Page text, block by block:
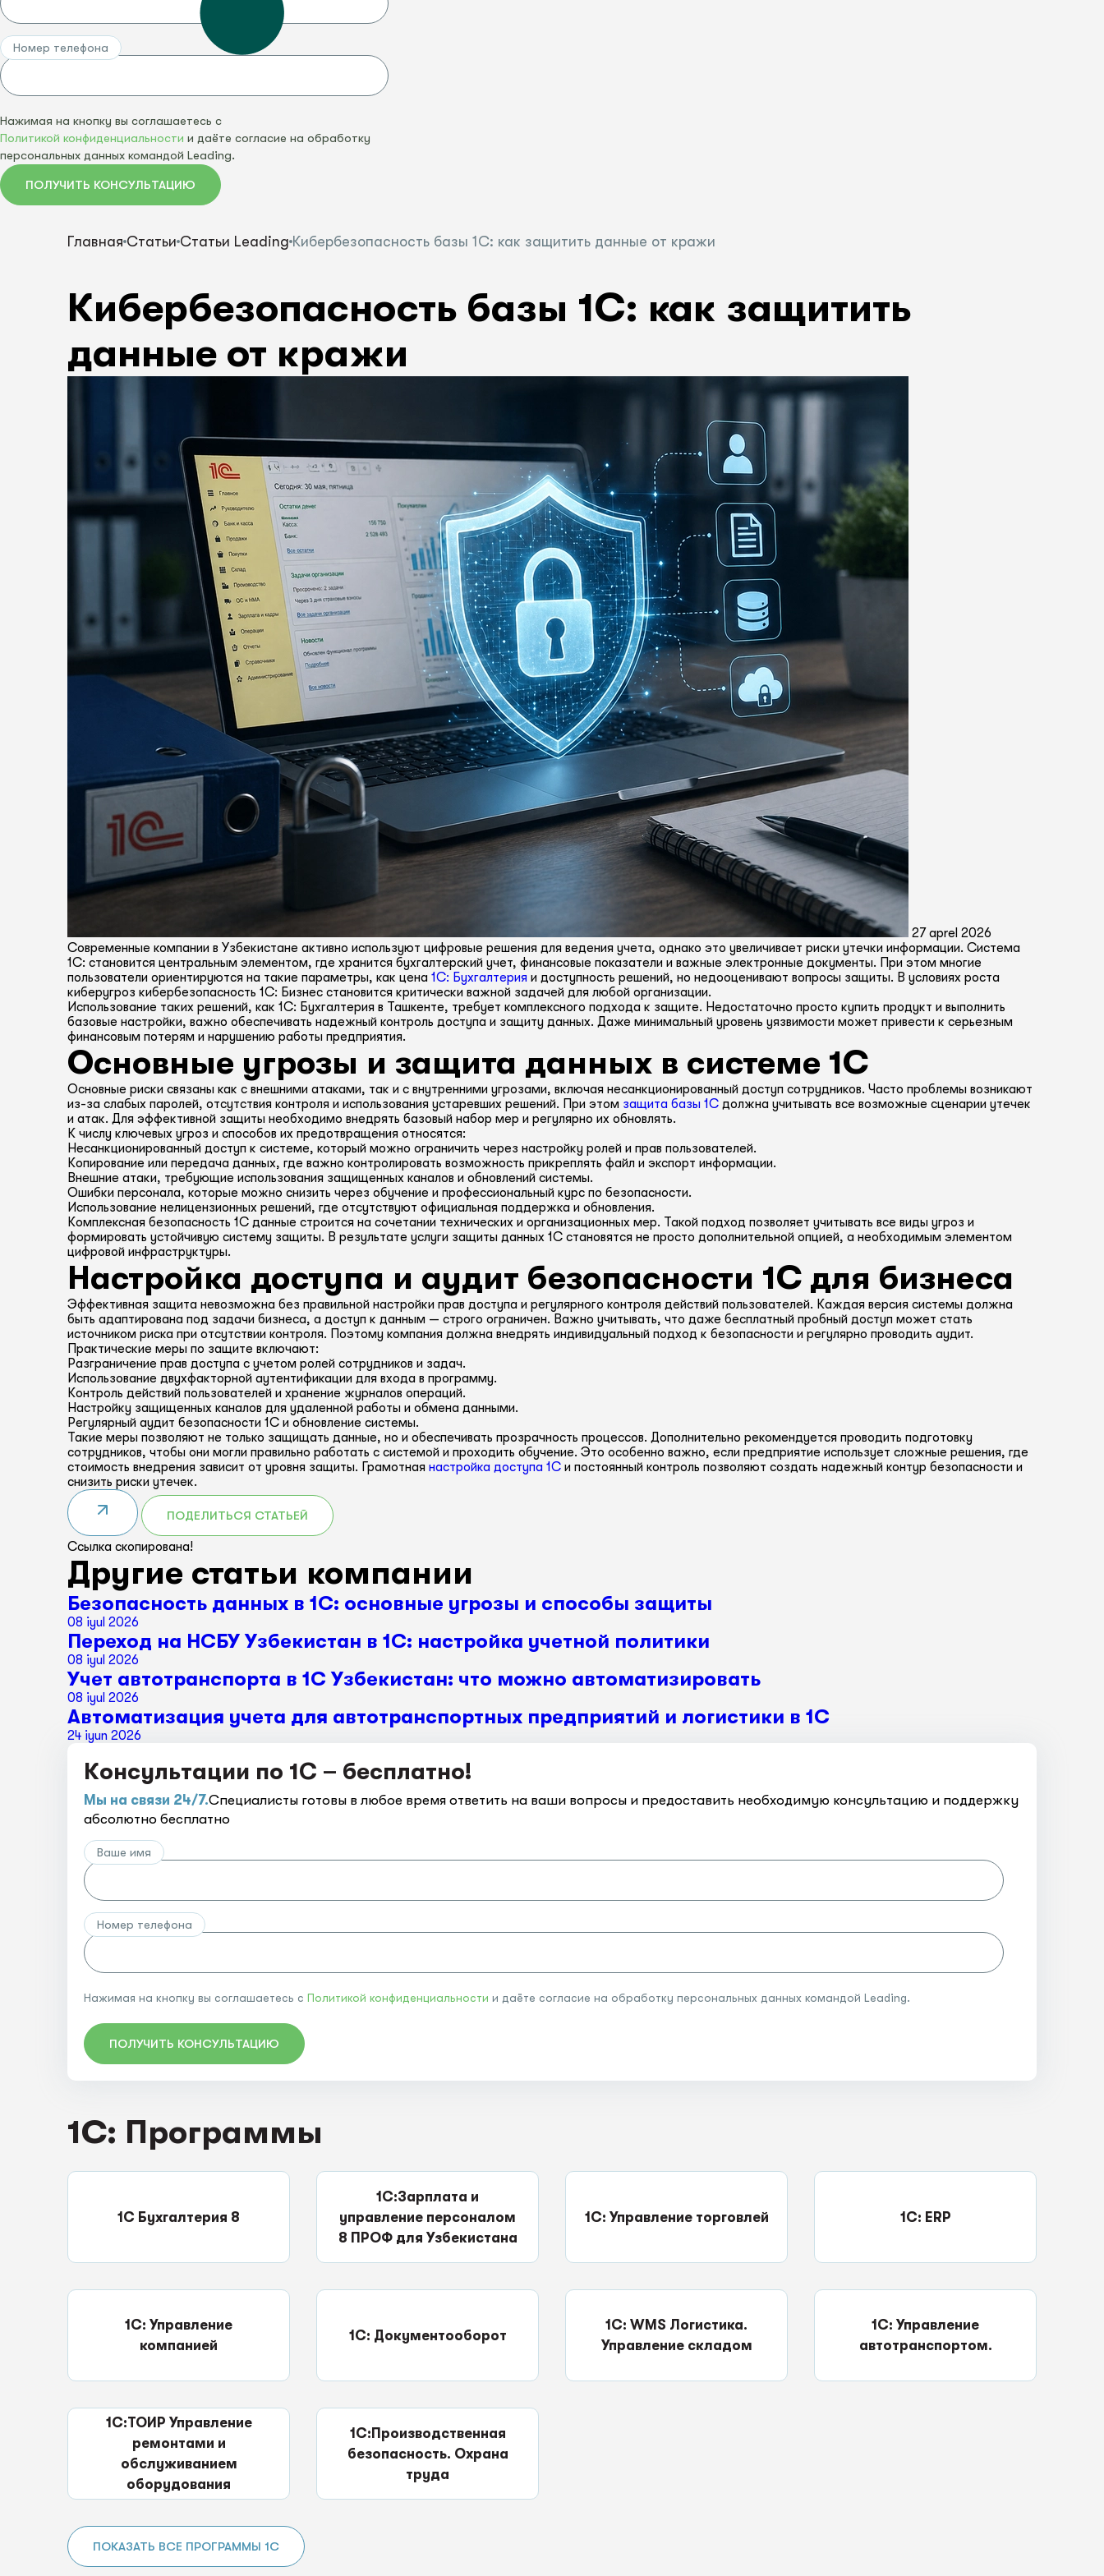
ПОСМОТРЕТЬ ВСЕ
СКАЧАТЬ ПРАЙС-ЛИСТ ВСЕ УСЛУГИ
Номер телефона
Нажимая на кнопку вы соглашаетесь с
Политикой конфиденциальности и даёте согласие на обработку
персональных данных командой Leading.
ПОЛУЧИТЬ КОНСУЛЬТАЦИЮ
Главная Статьи Статьи Leading Кибербезопасность базы 1С: как защитить данные от кражи
Кибербезопасность базы 1С: как защитить
данные от кражи
27 aprel 2026
Современные компании в Узбекистане активно используют цифровые решения для ведения учета, однако это увеличивает риски утечки информации. Система
1С: становится центральным элементом, где хранится бухгалтерский учет, финансовые показатели и важные электронные документы. При этом многие
пользователи ориентируются на такие параметры, как цена 1С: Бухгалтерия и доступность решений, но недооценивают вопросы защиты. В условиях роста
киберугроз кибербезопасность 1С: Бизнес становится критически важной задачей для любой организации.
Использование таких решений, как 1С: Бухгалтерия в Ташкенте, требует комплексного подхода к защите. Недостаточно просто купить продукт и выполнить
базовые настройки, важно обеспечивать надежный контроль доступа и защиту данных. Даже минимальный уровень уязвимости может привести к серьезным
финансовым потерям и нарушению работы предприятия.
Основные угрозы и защита данных в системе 1С
Основные риски связаны как с внешними атаками, так и с внутренними угрозами, включая несанкционированный доступ сотрудников. Часто проблемы возникают
из-за слабых паролей, отсутствия контроля и использования устаревших решений. При этом защита базы 1С должна учитывать все возможные сценарии утечек
и атак. Для эффективной защиты необходимо внедрять базовый набор мер и регулярно их обновлять.
К числу ключевых угроз и способов их предотвращения относятся:
Несанкционированный доступ к системе, который можно ограничить через настройку ролей и прав пользователей.
Копирование или передача данных, где важно контролировать возможность прикреплять файл и экспорт информации.
Внешние атаки, требующие использования защищенных каналов и обновлений системы.
Ошибки персонала, которые можно снизить через обучение и профессиональный курс по безопасности.
Использование нелицензионных решений, где отсутствуют официальная поддержка и обновления.
Комплексная безопасность 1С данные строится на сочетании технических и организационных мер. Такой подход позволяет учитывать все виды угроз и
формировать устойчивую систему защиты. В результате услуги защиты данных 1С становятся не просто дополнительной опцией, а необходимым элементом
цифровой инфраструктуры.
Настройка доступа и аудит безопасности 1С для бизнеса
Эффективная защита невозможна без правильной настройки прав доступа и регулярного контроля действий пользователей. Каждая версия системы должна
быть адаптирована под задачи бизнеса, а доступ к данным — строго ограничен. Важно учитывать, что даже бесплатный пробный доступ может стать
источником риска при отсутствии контроля. Поэтому компания должна внедрять индивидуальный подход к безопасности и регулярно проводить аудит.
Практические меры по защите включают:
Разграничение прав доступа с учетом ролей сотрудников и задач.
Использование двухфакторной аутентификации для входа в программу.
Контроль действий пользователей и хранение журналов операций.
Настройку защищенных каналов для удаленной работы и обмена данными.
Регулярный аудит безопасности 1С и обновление системы.
Такие меры позволяют не только защищать данные, но и обеспечивать прозрачность процессов. Дополнительно рекомендуется проводить подготовку
сотрудников, чтобы они могли правильно работать с системой и проходить обучение. Это особенно важно, если предприятие использует сложные решения, где
стоимость внедрения зависит от уровня защиты. Грамотная настройка доступа 1С и постоянный контроль позволяют создать надежный контур безопасности и
снизить риски утечек.
ПОДЕЛИТЬСЯ СТАТЬЕЙ
Ссылка скопирована!
Другие статьи компании
Безопасность данных в 1С: основные угрозы и способы защиты
08 iyul 2026
Переход на НСБУ Узбекистан в 1С: настройка учетной политики
08 iyul 2026
Учет автотранспорта в 1С Узбекистан: что можно автоматизировать
08 iyul 2026
Автоматизация учета для автотранспортных предприятий и логистики в 1С
24 iyun 2026
Консультации по 1С – бесплатно!
Мы на связи 24/7.Специалисты готовы в любое время ответить на ваши вопросы и предоставить необходимую консультацию и поддержку
абсолютно бесплатно
Ваше имя
Номер телефона
Нажимая на кнопку вы соглашаетесь с Политикой конфиденциальности и даёте согласие на обработку персональных данных командой Leading.
ПОЛУЧИТЬ КОНСУЛЬТАЦИЮ
1C: Программы
1С Бухгалтерия 8
1С:Зарплата и
управление персоналом
8 ПРОФ для Узбекистана
1С: Управление торговлей 1C: ERP
1С: Управление
компанией
1С: Документооборот
1С: WMS Логистика.
Управление складом
1С: Управление
автотранспортом.
1С:ТОИР Управление
ремонтами и
обслуживанием
оборудования
1С:Производственная
безопасность. Охрана
труда
ПОКАЗАТЬ ВСЕ ПРОГРАММЫ 1С